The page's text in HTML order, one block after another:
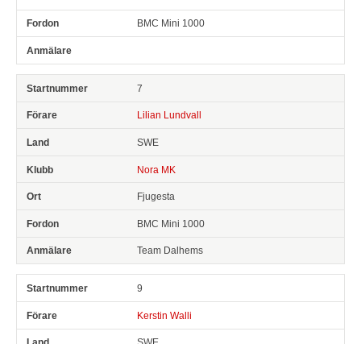
BMC Mini 1000
7
Lilian Lundvall
SWE
Nora MK
Fjugesta
BMC Mini 1000
Team Dalhems
9
Kerstin Walli